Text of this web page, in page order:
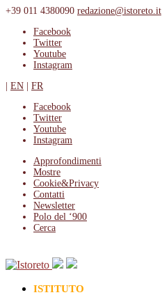
+39 011 4380090 redazione@istoreto.it
Facebook
Twitter
Youtube
Instagram
EN
FR
Facebook
Twitter
Youtube
Instagram
Approfondimenti
Mostre
Cookie&Privacy
Contatti
Newsletter
Polo del ‘900
Cerca
ISTITUTO